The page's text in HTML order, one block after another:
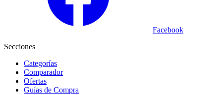
Facebook
Secciones
Categorías
Comparador
Ofertas
Guías de Compra